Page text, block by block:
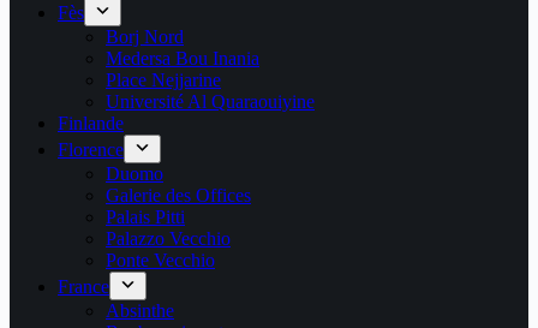
Fès
Borj Nord
Medersa Bou Inania
Place Nejjarine
Université Al Quaraouiyine
Finlande
Florence
Duomo
Galerie des Offices
Palais Pitti
Palazzo Vecchio
Ponte Vecchio
France
Absinthe